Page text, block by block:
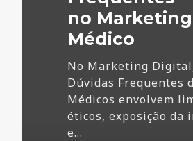
no Marketing
Médico
No Marketing
Dúvidas Frequentes
Médicos envolvem
éticos, exposição da
e…